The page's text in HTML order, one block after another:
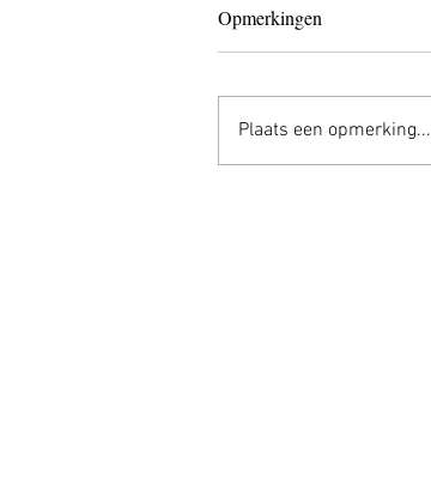
Opmerkingen
Plaats een opmerking...